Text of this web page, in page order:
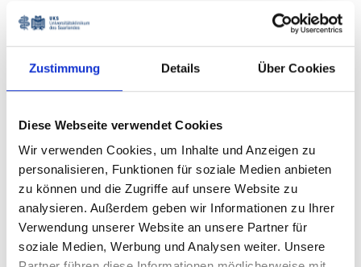
Zustimmung Details Über Cookies
Diese Webseite verwendet Cookies
Wir verwenden Cookies, um Inhalte und Anzeigen zu
personalisieren, Funktionen für soziale Medien anbieten
zu können und die Zugriffe auf unsere Website zu
analysieren. Außerdem geben wir Informationen zu Ihrer
Verwendung unserer Website an unsere Partner für
soziale Medien, Werbung und Analysen weiter. Unsere
- Prof. Dr med.
E.-F. Solomayer, Prof. Dr. med. J. Radosa
Klinik für Dermatologie, Venerologie und
Allergologie
- Prof. Dr. med. T. Vogt, Prof. Dr.
med. C. Pföhler
Prof. Dr. med. M. Stöckle, Prof. Dr. med. M.
Saar
Klinik für Psychiatrie und Psychotherapie
- Prof. Dr. med. M. Riemenschneider, Dr. med.
V. Sommer
Humangenetische Beratungsstelle - Prof.
Dr. med. W. Henn